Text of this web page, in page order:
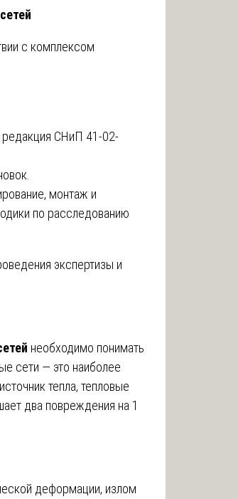
с комплексом
редакция СНиП 41-02-
монтаж и
по расследованию
экспертизы и
необходимо понимать
сети — это наиболее
тепла, тепловые
два повреждения на 1
деформации, излом